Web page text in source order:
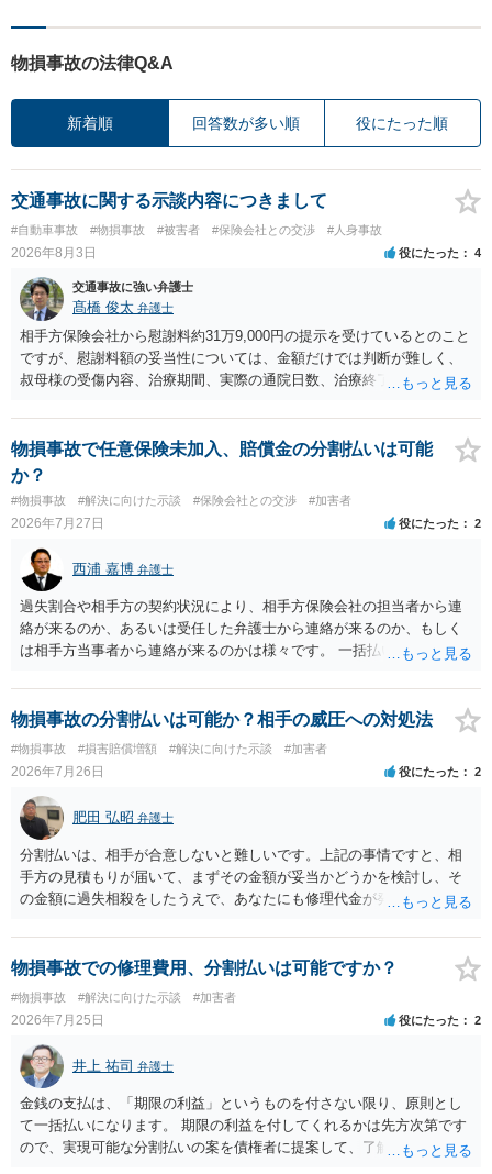
物損事故の法律Q&A
新着順 回答数が多い順 役にたった順
交通事故に関する示談内容につきまして
#自動車事故 #物損事故 #被害者 #保険会社との交渉 #人身事故
2026年8月3日 役にたった 4
交通事故に強い弁護士
髙橋 俊太 弁護士
相手方保険会社から慰謝料約31万9,000円の提示を受けているとのこと
ですが、慰謝料額の妥当性については、金額だけでは判断が難しく、
叔母様の受傷内容、治療期間、実際の通院日数、治療終了の経緯、後
確認する必要があります。保険会社から提示される慰謝料額について
は、弁護士が介入することにより増額を検討できる場合がありますの
で、以下の資料・情報を準備した上で、弁護士に個別に相談すること
をお勧めいたします。 ・相手方保険会社から届いている示談金額の提
示書類 ・叔母様の診断名、けがの内容 ・治療開始日及び治療終了日
・入院の有無、通院回数 ・現在も症状が残っているか ・叔母様ご本人
やご家族等が加入している保険に、今回の事故で利用できる弁護士費
用特約が付帯しているか なお、被害者は叔母様ご本人となりますの
で、弁護士が受任する場合には、叔母様ご本人の依頼意思等を確認す
る必要があります。日本語での十分な意思疎通が難しいとのことです
ので、そのあたりのご事情も踏まえて、依頼意思の確認方法等を検討
物損事故で任意保険未加入、賠償金の分割払いは可能
か？
#物損事故 #解決に向けた示談 #保険会社との交渉 #加害者
2026年7月27日 役にたった 2
西浦 嘉博 弁護士
過失割合や相手方の契約状況により、相手方保険会社の担当者から連
絡が来るのか、あるいは受任した弁護士から連絡が来るのか、もしく
は相手方当事者から連絡が来るのかは様々です。 一括払いや分割払い
金の支払いにつき、分割払いに合意すれば、和解は可能です。 他方で
合意しなければ和解できないことになります。 今後の見通しを知る為
に、交渉の方向性につき、最寄りの法律事務所で相談だけでもされる
ことも検討ください。
物損事故の分割払いは可能か？相手の威圧への対処法
#物損事故 #損害賠償増額 #解決に向けた示談 #加害者
2026年7月26日 役にたった 2
肥田 弘昭 弁護士
分割払いは、相手が合意しないと難しいです。上記の事情ですと、相
手方の見積もりが届いて、まずその金額が妥当かどうかを検討し、そ
の金額に過失相殺をしたうえで、あなたにも修理代金が発生している
分割払いにしたいとの示談案を提案するのが良いかと思います。威圧
されるのであれば、斡旋、仲裁、民事調停を利用しては如何でしょう
物損事故での修理費用、分割払いは可能ですか？
#物損事故 #解決に向けた示談 #加害者
2026年7月25日 役にたった 2
井上 祐司 弁護士
金銭の支払は、「期限の利益」というものを付さない限り、原則とし
て一括払いになります。 期限の利益を付してくれるかは先方次第です
ので、実現可能な分割払いの案を債権者に提案して、了解してもらえ